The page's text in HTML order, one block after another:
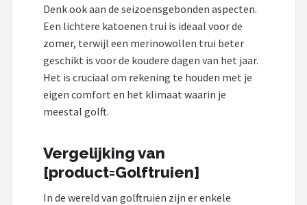
Denk ook aan de seizoensgebonden aspecten.
Een lichtere katoenen trui is ideaal voor de
zomer, terwijl een merinowollen trui beter
geschikt is voor de koudere dagen van het jaar.
Het is cruciaal om rekening te houden met je
eigen comfort en het klimaat waarin je
meestal golft.
Vergelijking van
[product=Golftruien]
In de wereld van golftruien zijn er enkele